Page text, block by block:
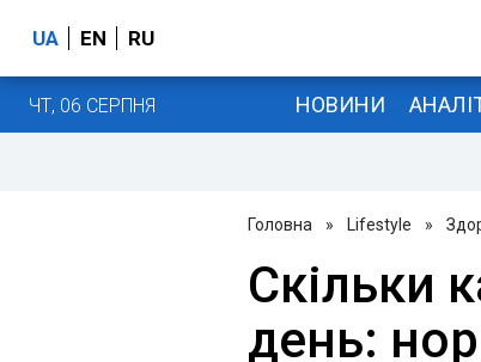
UA EN RU
ЧТ, 06 СЕРПНЯ НОВИНИ
Головна » Lifestyle »
Скільки
день: